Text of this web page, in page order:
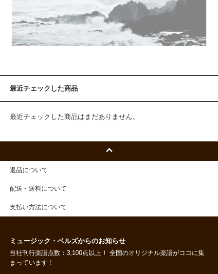
最近チェックした商品
最近チェックした商品はまだありません。
返品について
配送・送料について
支払い方法について
ミュージック・ベルズからのお知らせ
当社刊行楽譜点数：3,100点以上！ 全国のオリジナル楽譜がココに集
まっています！